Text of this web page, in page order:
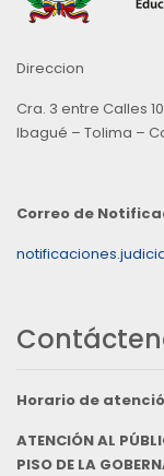
Direccion
Cra. 3 entre Calles
Ibagué – Tolima –
Correo de
Horario de
ATENCIÓN AL
PISO DE LA